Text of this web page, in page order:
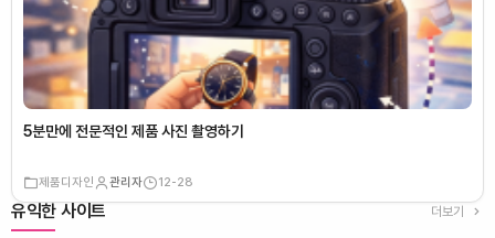
5분만에 전문적인 제품 사진 촬영하기
제품디자인 관리자 12-28
유익한 사이트 더보기